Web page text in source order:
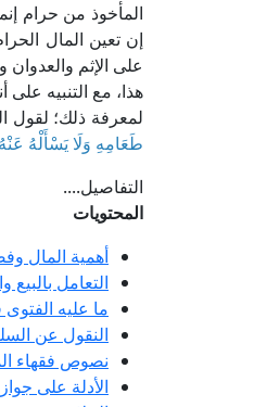
المأخوذ من حرام
إن تعين المال
على الإثم والعدوان و
هذا، مع التنبيه
لمعرفة ذلك؛ لقول
طَعَامِهِ وَلَا يَسْأَلْهُ
التفاصيل....
المحتويات
أهمية المال
التعامل
ما عليه
النقول عن
نصوص فقهاء
الأدلة على